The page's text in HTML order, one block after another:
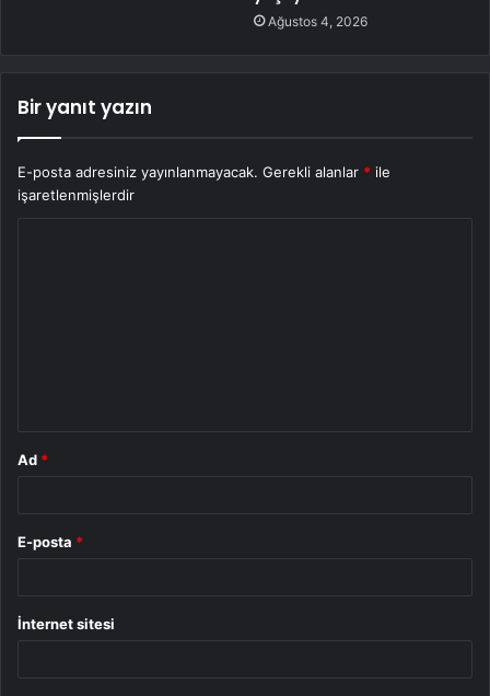
Ağustos 4, 2026
Bir yanıt yazın
E-posta adresiniz yayınlanmayacak. Gerekli alanlar * ile
işaretlenmişlerdir
Ad *
E-posta *
İnternet sitesi